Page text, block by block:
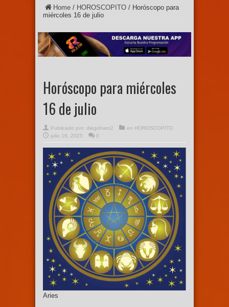
Home / HOROSCOPITO / Horóscopo para
miércoles 16 de julio
Horóscopo para miércoles
16 de julio
Publicado por: diegoharo2 en HOROSCOPITO
julio 16, 2025
0
Aries